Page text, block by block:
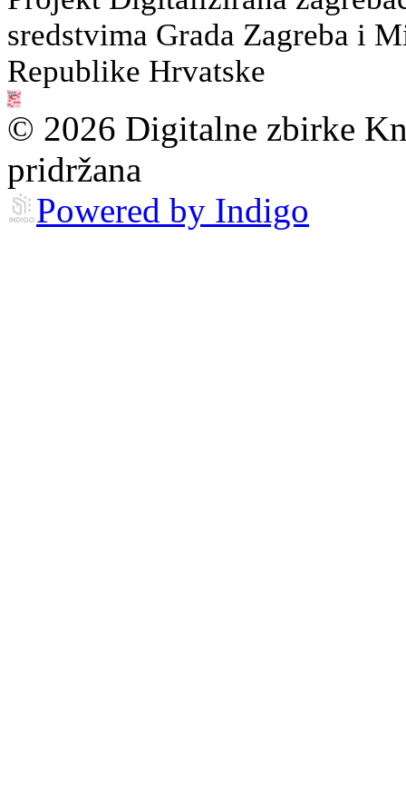
sredstvima Grada Zagreba i
Republike Hrvatske
© 2026 Digitalne zbirke
pridržana
Powered by Indigo